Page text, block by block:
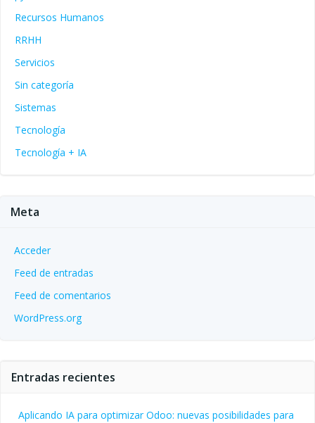
Recursos Humanos
RRHH
Servicios
Sin categoría
Sistemas
Tecnología
Tecnología + IA
Meta
Acceder
Feed de entradas
Feed de comentarios
WordPress.org
Entradas recientes
Aplicando IA para optimizar Odoo: nuevas posibilidades para